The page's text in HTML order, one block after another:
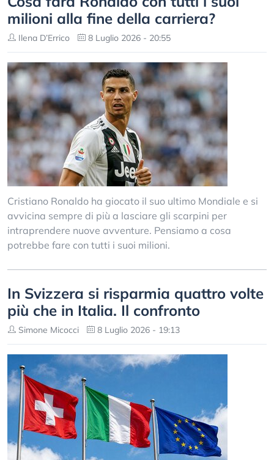
milioni alla fine della carriera?
Ilena D’Errico 8 Luglio 2026 - 20:55
Cristiano Ronaldo ha giocato il suo ultimo Mondiale e si
avvicina sempre di più a lasciare gli scarpini per
intraprendere nuove avventure. Pensiamo a cosa
potrebbe fare con tutti i suoi milioni.
In Svizzera si risparmia quattro volte
più che in Italia. Il confronto
Simone Micocci 8 Luglio 2026 - 19:13